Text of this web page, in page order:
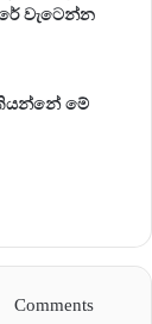
වැටෙන්න
මේ
Comments